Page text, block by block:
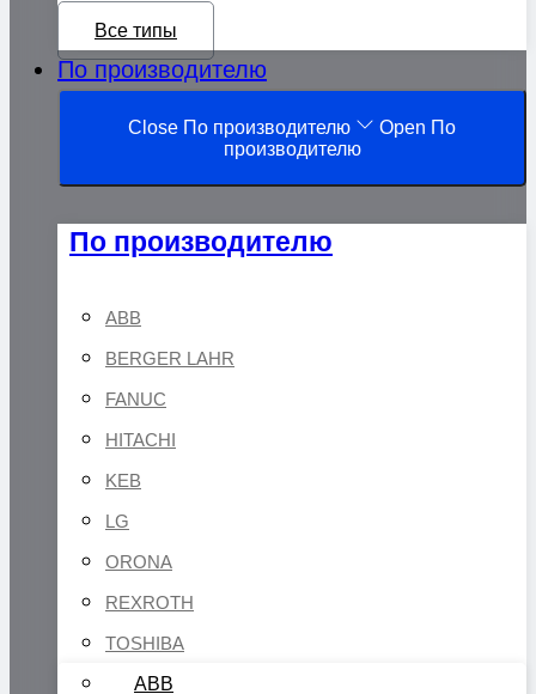
Все типы
По производителю
Close По производителю
Open По
производителю
По производителю
ABB
BERGER LAHR
FANUC
HITACHI
KEB
LG
ORONA
REXROTH
TOSHIBA
ABB